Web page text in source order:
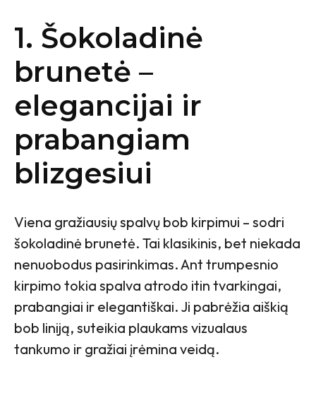
1. Šokoladinė
brunetė –
elegancijai ir
prabangiam
blizgesiui
Viena gražiausių spalvų bob kirpimui – sodri
šokoladinė brunetė. Tai klasikinis, bet niekada
nenuobodus pasirinkimas. Ant trumpesnio
kirpimo tokia spalva atrodo itin tvarkingai,
prabangiai ir elegantiškai. Ji pabrėžia aiškią
bob liniją, suteikia plaukams vizualaus
tankumo ir gražiai įrėmina veidą.